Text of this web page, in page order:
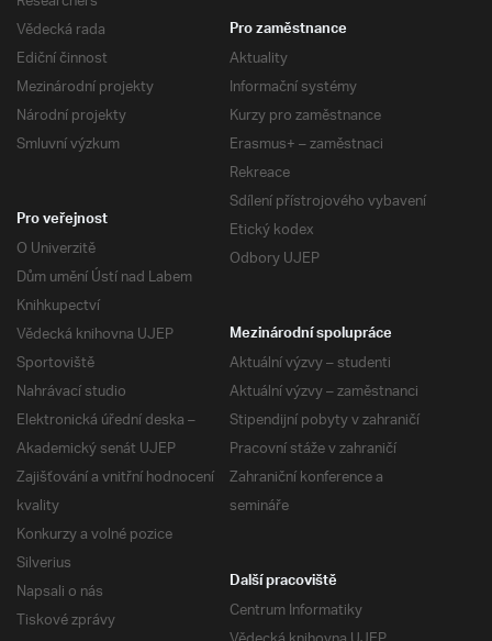
Vědecká rada
Ediční činnost
Mezinárodní projekty
Národní projekty
Smluvní výzkum
Pro zaměstnance
Aktuality
Informační systémy
Kurzy pro zaměstnance
Erasmus+ – zaměstnaci
Rekreace
Sdílení přístrojového vybavení
Etický kodex
Odbory UJEP
Pro veřejnost
O Univerzitě
Dům umění Ústí nad Labem
Knihkupectví
Vědecká knihovna UJEP
Sportoviště
Nahrávací studio
Elektronická úřední deska –
Akademický senát UJEP
Zajišťování a vnitřní hodnocení
kvality
Konkurzy a volné pozice
Silverius
Napsali o nás
Tiskové zprávy
Mezinárodní spolupráce
Aktuální výzvy – studenti
Aktuální výzvy – zaměstnanci
Stipendijní pobyty v zahraničí
Pracovní stáže v zahraničí
Zahraniční konference a
semináře
Další pracoviště
Centrum Informatiky